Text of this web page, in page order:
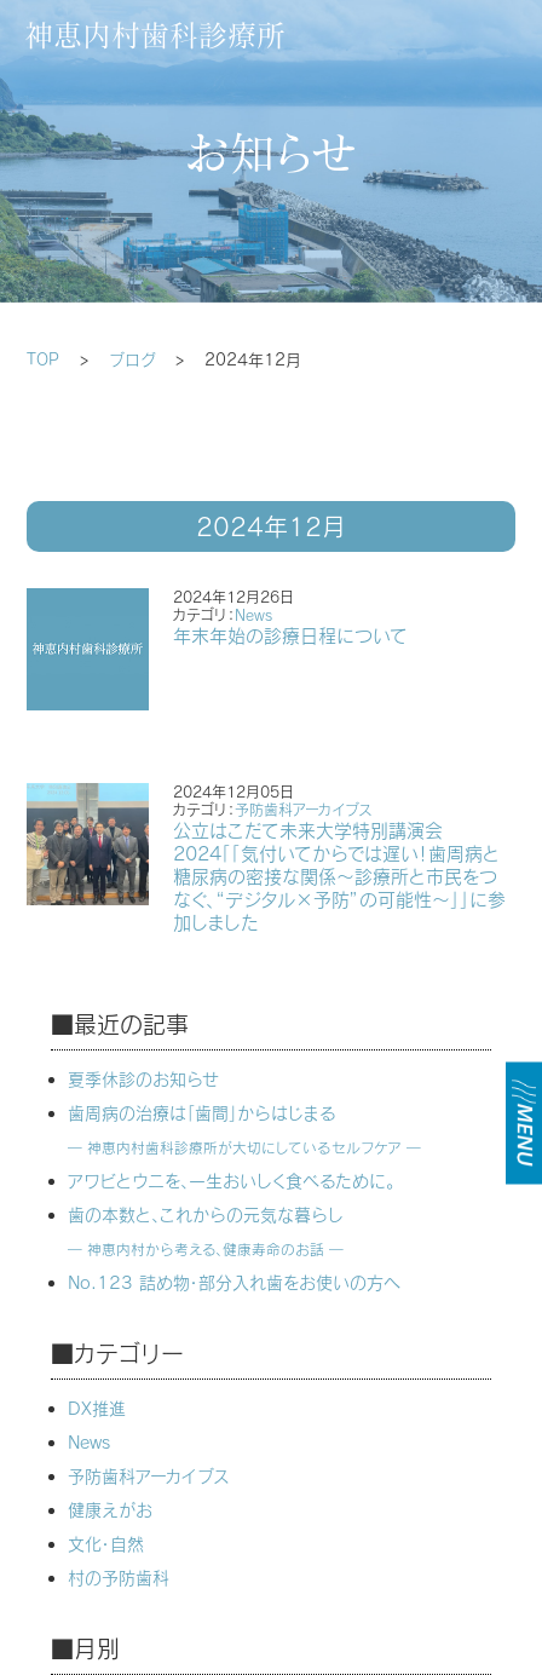
神恵内村歯科診療所
お知らせ
TOP > ブログ > 2024年12月
2024年12月
2024年12月26日
カテゴリ： News
年末年始の診療日程について
2024年12月05日
カテゴリ：予防歯科アーカイブス
公立はこだて未来大学特別講演会
2024「「気付いてからでは遅い！歯周病と
糖尿病の密接な関係～診療所と市民をつ
なぐ、“デジタル×予防”の可能性〜」」に参
加しました
■最近の記事
夏季休診のお知らせ
歯周病の治療は「歯間」からはじまる
― 神恵内村歯科診療所が大切にしているセルフケア ―
アワビとウニを、一生おいしく食べるために。
歯の本数と、これからの元気な暮らし
― 神恵内村から考える、健康寿命のお話 ―
No.123 詰め物・部分入れ歯をお使いの方へ
■カテゴリー
DX推進
News
予防歯科アーカイブス
健康えがお
文化・自然
村の予防歯科
■月別